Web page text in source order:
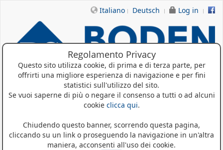
Regolamento Privacy
Questo sito utilizza cookie, di prima e di terza parte, per
offrirti una migliore esperienza di navigazione e per fini
statistici sull'utilizzo del sito.
Se vuoi saperne di più o negare il consenso a tutti o ad alcuni
cookie clicca qui.
Chiudendo questo banner, scorrendo questa pagina,
cliccando su un link o proseguendo la navigazione in un'altra
maniera, acconsenti all'uso dei cookie.
Italiano Deutsch Log in
Chi siamo